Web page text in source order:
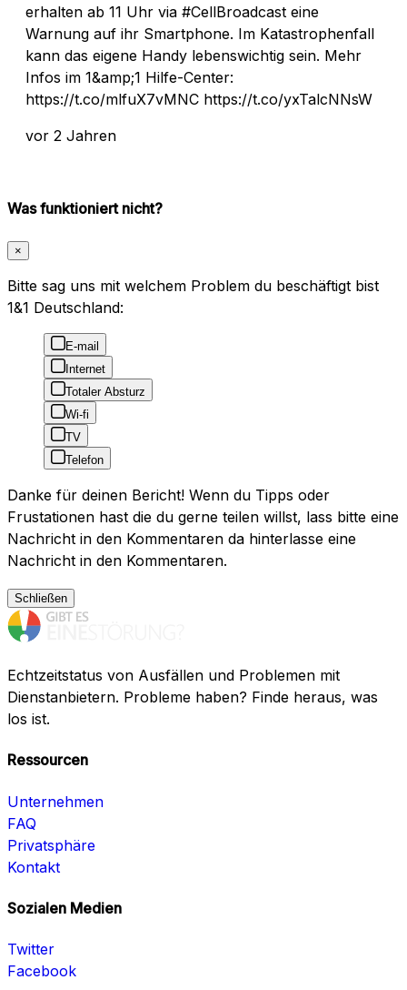
erhalten ab 11 Uhr via #CellBroadcast eine
Warnung auf ihr Smartphone. Im Katastrophenfall
kann das eigene Handy lebenswichtig sein. Mehr
Infos im 1&amp;1 Hilfe-Center:
https://t.co/mlfuX7vMNC https://t.co/yxTalcNNsW
vor 2 Jahren
Was funktioniert nicht?
×
Bitte sag uns mit welchem Problem du beschäftigt bist
1&1 Deutschland:
E-mail
Internet
Totaler Absturz
Wi-fi
TV
Telefon
Danke für deinen Bericht! Wenn du Tipps oder
Frustationen hast die du gerne teilen willst, lass bitte eine
Nachricht in den Kommentaren da hinterlasse eine
Nachricht in den Kommentaren.
Schließen
Echtzeitstatus von Ausfällen und Problemen mit
Dienstanbietern. Probleme haben? Finde heraus, was
los ist.
Ressourcen
Unternehmen
FAQ
Privatsphäre
Kontakt
Sozialen Medien
Twitter
Facebook